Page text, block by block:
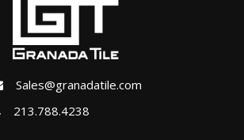
Sales@granadatile.com
213.788.4238